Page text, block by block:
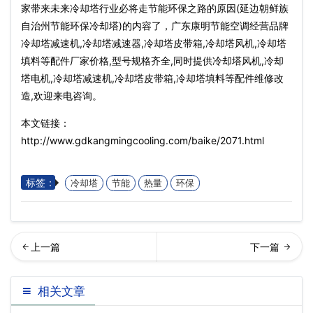
家带来未来冷却塔行业必将走节能环保之路的原因(延边朝鲜族
自治州节能环保冷却塔)的内容了，广东康明节能空调经营品牌
冷却塔减速机,冷却塔减速器,冷却塔皮带箱,冷却塔风机,冷却塔
填料等配件厂家价格,型号规格齐全,同时提供冷却塔风机,冷却
塔电机,冷却塔减速机,冷却塔皮带箱,冷却塔填料等配件维修改
造,欢迎来电咨询。
本文链接：
http://www.gdkangmingcooling.com/baike/2071.html
标签： 冷却塔 节能 热量 环保
却塔的流量估算其实用这种
方法很简单_深圳广东康明冷
质好坏对于开式冷却塔和闭
式冷却塔的影响有哪些？(闭
相关文章